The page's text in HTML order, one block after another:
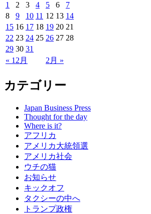
« 12月 2月 »
1 2 3 4 5 6
7
8
9 10 11 12 13 14
15 16 17 18 19 20 21
22 23 24 25 26 27 28
29 30 31
カテゴリー
Japan Business Press
Thought for the day
Where is it?
アフリカ
アメリカ大統領選
アメリカ社会
ウチの猫
お知らせ
キックオフ
タクシーの中へ
トランプ政権